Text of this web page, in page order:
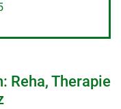
Reha, Therapie